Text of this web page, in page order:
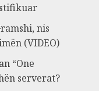
nis
(VIDEO)
“One
serverat?